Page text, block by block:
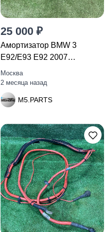
25 000 ₽
Амортизатор BMW 3
E92/E93 E92 2007
31316780079
Москва
2 месяца назад
M5.PARTS